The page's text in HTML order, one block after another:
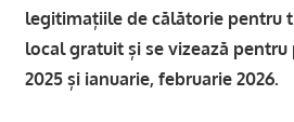
legitimațiile de călătorie pentru
local gratuit și se vizează
2025 și ianuarie, februarie 2026.